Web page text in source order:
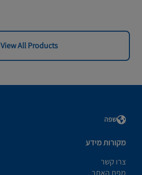
View All Products
שפה
מקורות מידע
צרו קשר
מפת האתר